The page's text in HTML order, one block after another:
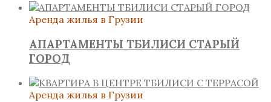
Аренда жилья в Грузии
АПАРТАМЕНТЫ ТБИЛИСИ СТАРЫЙ
ГОРОД
Аренда жилья в Грузии